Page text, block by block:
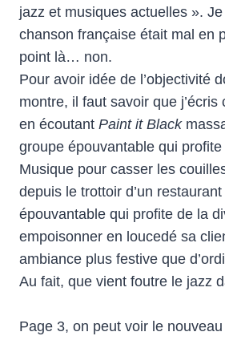
jazz et musiques actuelles ».
chanson française était mal en
point là… non.
Pour avoir idée de l’objectivité
montre, il faut savoir que j’écris
en écoutant Paint it Black
groupe épouvantable qui
Musique pour casser les
depuis le trottoir d’un
épouvantable qui profite de la
empoisonner en loucedé sa
ambiance plus festive que
Au fait, que vient foutre le jazz
Page 3, on peut voir le